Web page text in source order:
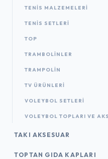
TENIS MALZEMELERI
TENIS SETLERI
TOP
TRAMBOLINLER
TRAMPOLIN
TV ÜRÜNLERI
VOLEYBOL SETLERI
VOLEYBOL TOPLARI VE
TAKI AKSESUAR
TOPTAN GIDA KAPLARI